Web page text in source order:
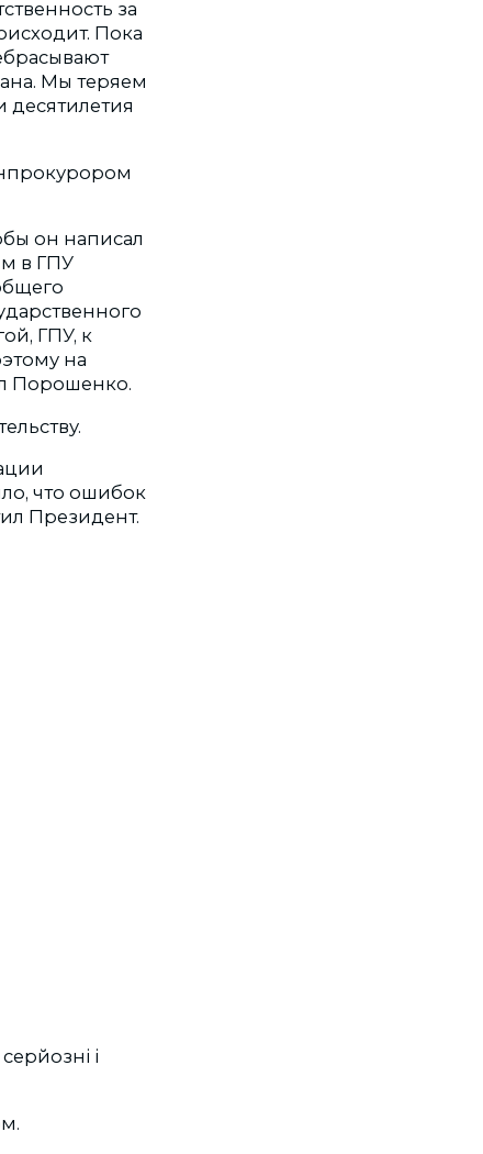
за
Пока
Мы теряем
десятилетия
он написал
в ГПУ
ГПУ, к
на
Порошенко.
что ошибок
Президент.
і